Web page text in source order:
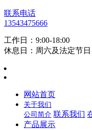
联系电话
13543475666
工作日：9:00-18:00
休息日：周六及法定节日
网站首页
关于我们
公司简介 联系我们
产品展示